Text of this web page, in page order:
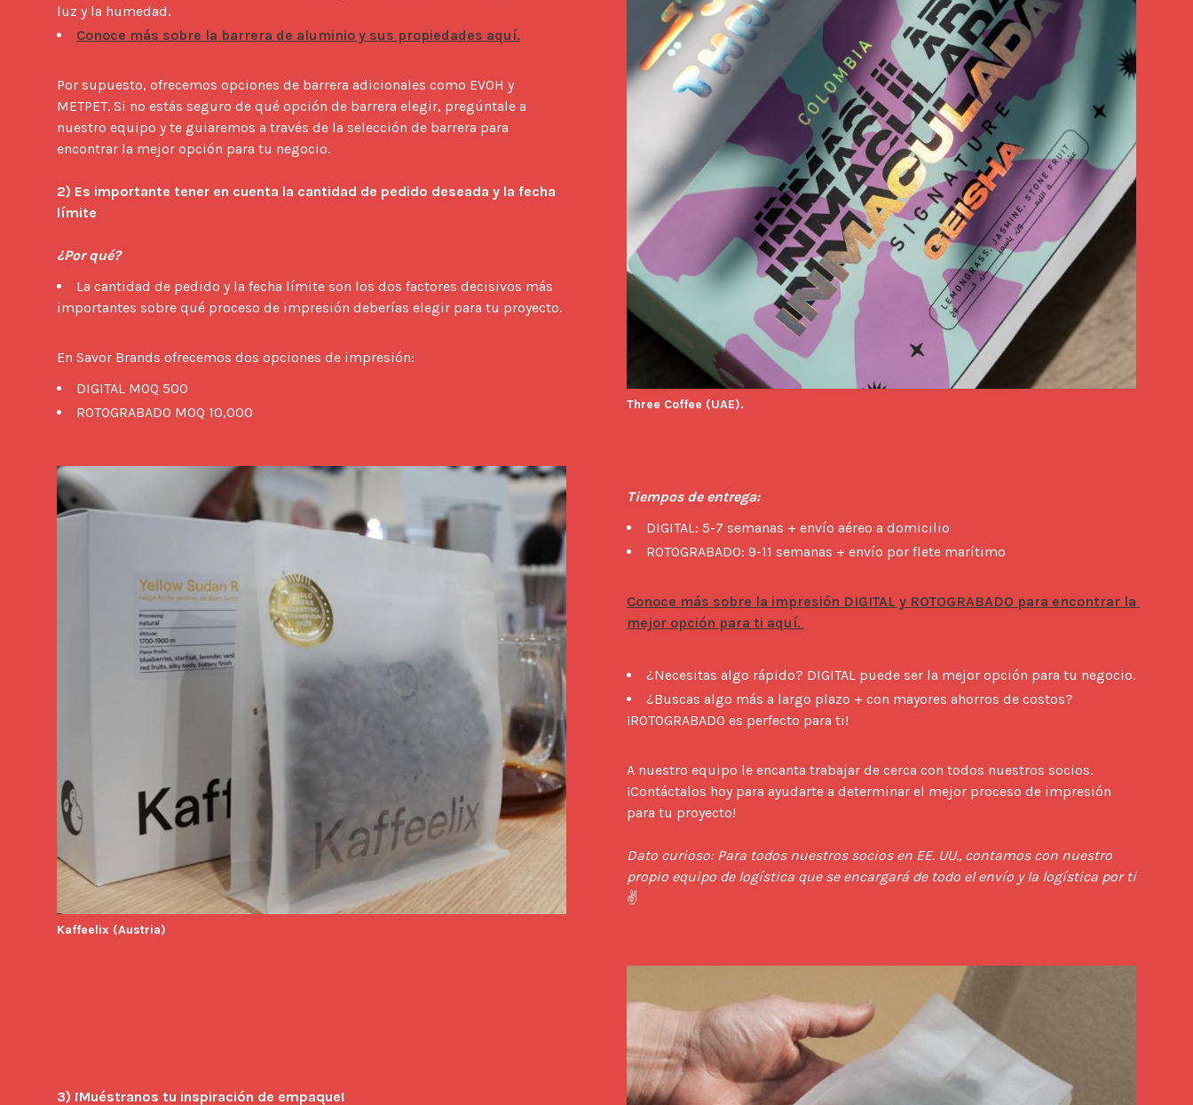
luz y la humedad.
Conoce más sobre la barrera de aluminio y sus propiedades aquí.
Por supuesto, ofrecemos opciones de barrera adicionales como EVOH y
METPET. Si no estás seguro de qué opción de barrera elegir, pregúntale a
nuestro equipo y te guiaremos a través de la selección de barrera para
encontrar la mejor opción para tu negocio.
2) Es importante tener en cuenta la cantidad de pedido deseada y la fecha
límite
¿Por qué?
La cantidad de pedido y la fecha límite son los dos factores decisivos más
importantes sobre qué proceso de impresión deberías elegir para tu proyecto.
En Savor Brands ofrecemos dos opciones de impresión:
DIGITAL MOQ 500
ROTOGRABADO MOQ 10,000
Three Coffee (UAE).
Tiempos de entrega:
DIGITAL: 5-7 semanas + envío aéreo a domicilio
ROTOGRABADO: 9-11 semanas + envío por flete marítimo
Conoce más sobre la impresión DIGITAL y ROTOGRABADO para encontrar la
mejor opción para ti aquí.
¿Necesitas algo rápido? DIGITAL puede ser la mejor opción para tu negocio.
¿Buscas algo más a largo plazo + con mayores ahorros de costos?
¡ROTOGRABADO es perfecto para ti!
A nuestro equipo le encanta trabajar de cerca con todos nuestros socios.
¡Contáctalos hoy para ayudarte a determinar el mejor proceso de impresión
para tu proyecto!
Dato curioso: Para todos nuestros socios en EE. UU., contamos con nuestro
propio equipo de logística que se encargará de todo el envío y la logística por ti
✌
Kaffeelix (Austria)
3) ¡Muéstranos tu inspiración de empaque!